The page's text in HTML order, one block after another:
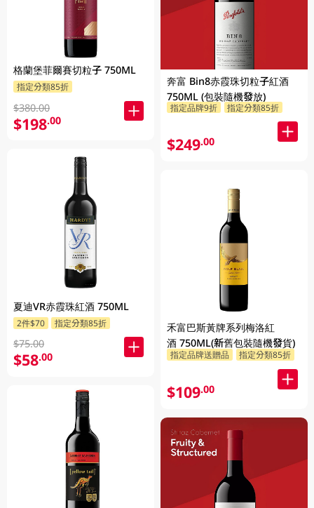
格蘭堡菲爾賽切粒子 750ML
指定分類85折
$380.00
$198.00
夏迪VR赤霞珠紅酒 750ML
2件$70 指定分類85折
$75.00
$58.00
奔富 Bin8赤霞珠切粒子紅酒
750ML (包裝隨機發放)
指定品牌9折 指定分類85折
$249.00
禾富巴斯黃牌系列梅洛紅
酒 750ML(新舊包裝隨機發貨)
指定品牌送贈品 指定分類85折
$109.00